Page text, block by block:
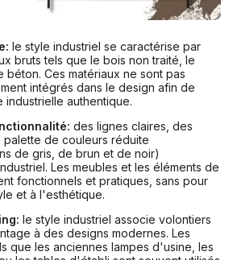
le style industriel se caractérise par
bruts tels que le bois non traité, le
béton. Ces matériaux ne sont pas
intégrés dans le design afin de
authentique.
des lignes claires, des
palette de couleurs réduite
de gris, de brun et de noir)
Les meubles et les éléments de
fonctionnels et pratiques, sans pour
et à l'esthétique.
le style industriel associe volontiers
à des designs modernes. Les
que les anciennes lampes d'usine, les